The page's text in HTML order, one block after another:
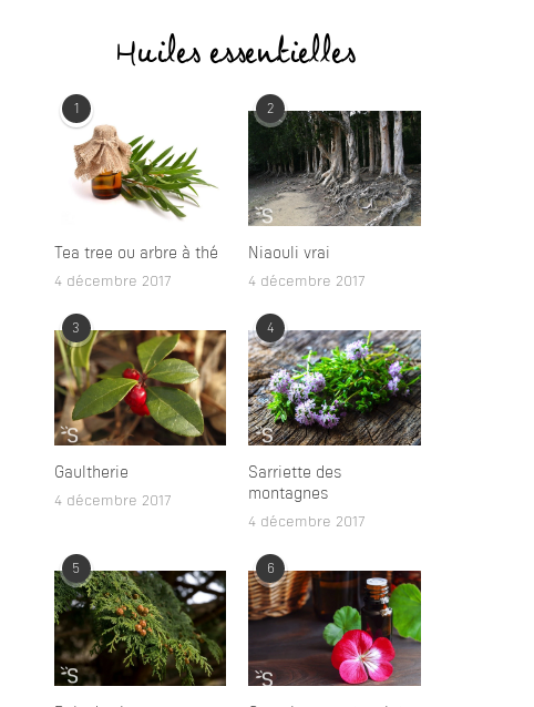
Huiles essentielles
Tea tree ou arbre à thé
4 décembre 2017
2
Niaouli vrai
4 décembre 2017
3
Gaultherie
4 décembre 2017
4
Sarriette des
montagnes
4 décembre 2017
5 6